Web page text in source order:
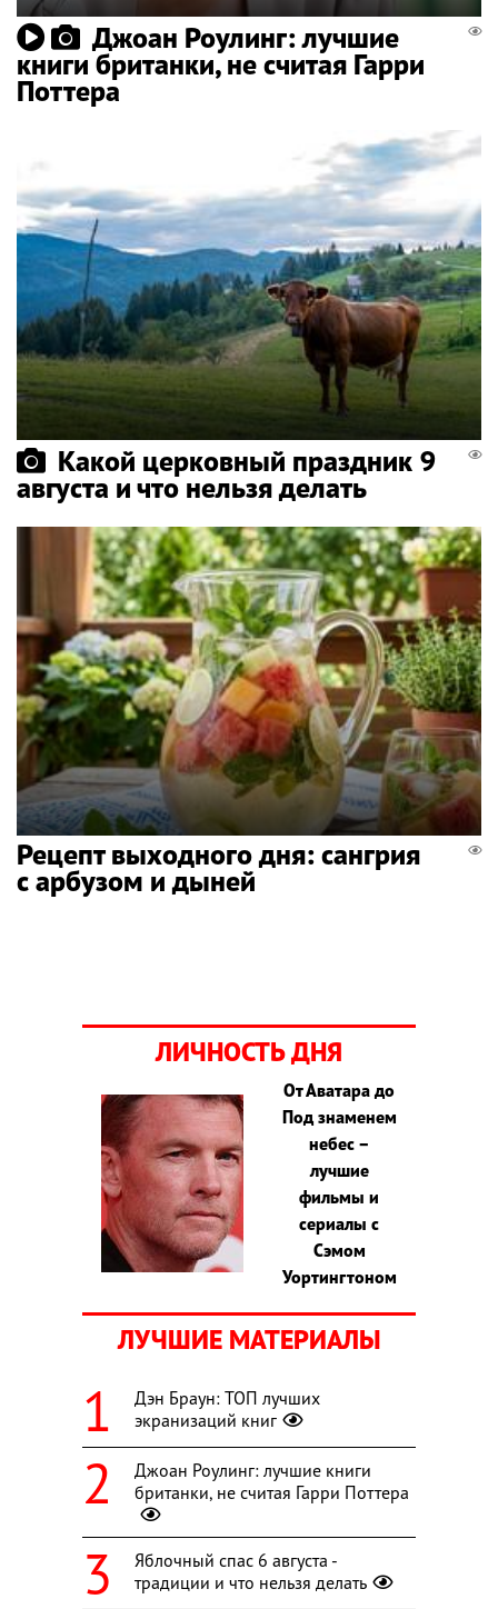
Джоан Роулинг: лучшие
книги британки, не считая Гарри
Поттера
Какой церковный праздник 9
августа и что нельзя делать
Рецепт выходного дня: сангрия
с арбузом и дыней
ЛИЧНОСТЬ ДНЯ
От Аватара до
Под знаменем
небес –
лучшие
фильмы и
сериалы с
Сэмом
Уортингтоном
ЛУЧШИЕ МАТЕРИАЛЫ
Дэн Браун: ТОП лучших
экранизаций книг
Джоан Роулинг: лучшие книги
британки, не считая Гарри Поттера
Яблочный спас 6 августа -
традиции и что нельзя делать